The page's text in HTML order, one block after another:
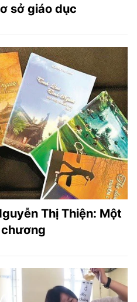
sở giáo dục
Thị Thiện: Một